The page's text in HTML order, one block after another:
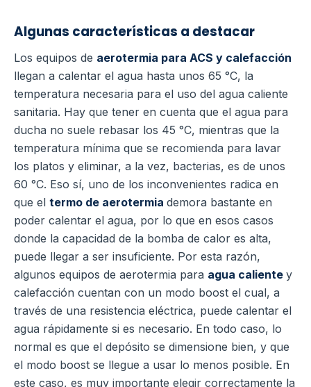
Algunas características a destacar
Los equipos de aerotermia para ACS y calefacción
llegan a calentar el agua hasta unos 65 °C, la
temperatura necesaria para el uso del agua caliente
sanitaria. Hay que tener en cuenta que el agua para
ducha no suele rebasar los 45 °C, mientras que la
temperatura mínima que se recomienda para lavar
los platos y eliminar, a la vez, bacterias, es de unos
60 °C. Eso sí, uno de los inconvenientes radica en
que el termo de aerotermia demora bastante en
poder calentar el agua, por lo que en esos casos
donde la capacidad de la bomba de calor es alta,
puede llegar a ser insuficiente. Por esta razón,
algunos equipos de aerotermia para agua caliente y
calefacción cuentan con un modo boost el cual, a
través de una resistencia eléctrica, puede calentar el
agua rápidamente si es necesario. En todo caso, lo
normal es que el depósito se dimensione bien, y que
el modo boost se llegue a usar lo menos posible. En
este caso, es muy importante elegir correctamente la